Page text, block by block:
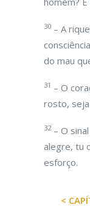
30 – A
do mau
31 – O
rosto,
32– O
alegre, tu
esforço.
<